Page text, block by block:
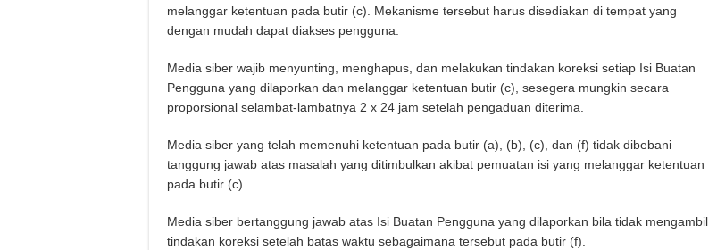
melanggar ketentuan pada butir (c). Mekanisme tersebut harus disediakan di tempat yang
dengan mudah dapat diakses pengguna.
Media siber wajib menyunting, menghapus, dan melakukan tindakan koreksi setiap Isi Buatan
Pengguna yang dilaporkan dan melanggar ketentuan butir (c), sesegera mungkin secara
proporsional selambat-lambatnya 2 x 24 jam setelah pengaduan diterima.
Media siber yang telah memenuhi ketentuan pada butir (a), (b), (c), dan (f) tidak dibebani
tanggung jawab atas masalah yang ditimbulkan akibat pemuatan isi yang melanggar ketentuan
pada butir (c).
Media siber bertanggung jawab atas Isi Buatan Pengguna yang dilaporkan bila tidak mengambil
tindakan koreksi setelah batas waktu sebagaimana tersebut pada butir (f).